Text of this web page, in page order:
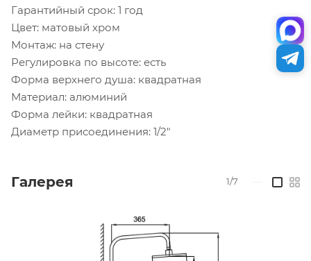
Гарантийный срок: 1 год
Цвет: матовый хром
Монтаж: на стену
Регулировка по высоте: есть
Форма верхнего душа: квадратная
Материал: алюминий
Форма лейки: квадратная
Диаметр присоединения: 1/2"
Галерея 1/7